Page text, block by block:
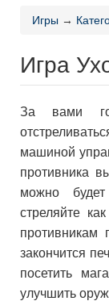
Игры →
Игра
За вами
машиной
противника
можно
стреляйте
противникам
закончится
посетить
улучшить